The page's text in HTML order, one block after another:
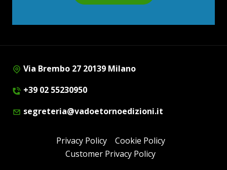
Via Brembo 27 20139 Milano
+39 02 55230950
segreteria@vadoetornoedizioni.it
Privacy Policy
Cookie Policy
Customer Privacy Policy